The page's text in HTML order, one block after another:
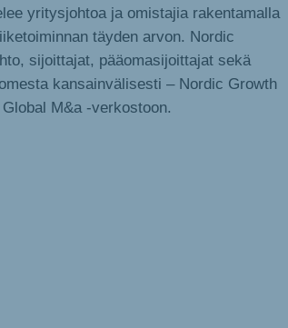
yritysjohtoa ja omistajia rakentamalla
täyden arvon. Nordic
sijoittajat, pääomasijoittajat sekä
kansainvälisesti – Nordic Growth
M&a -verkostoon.